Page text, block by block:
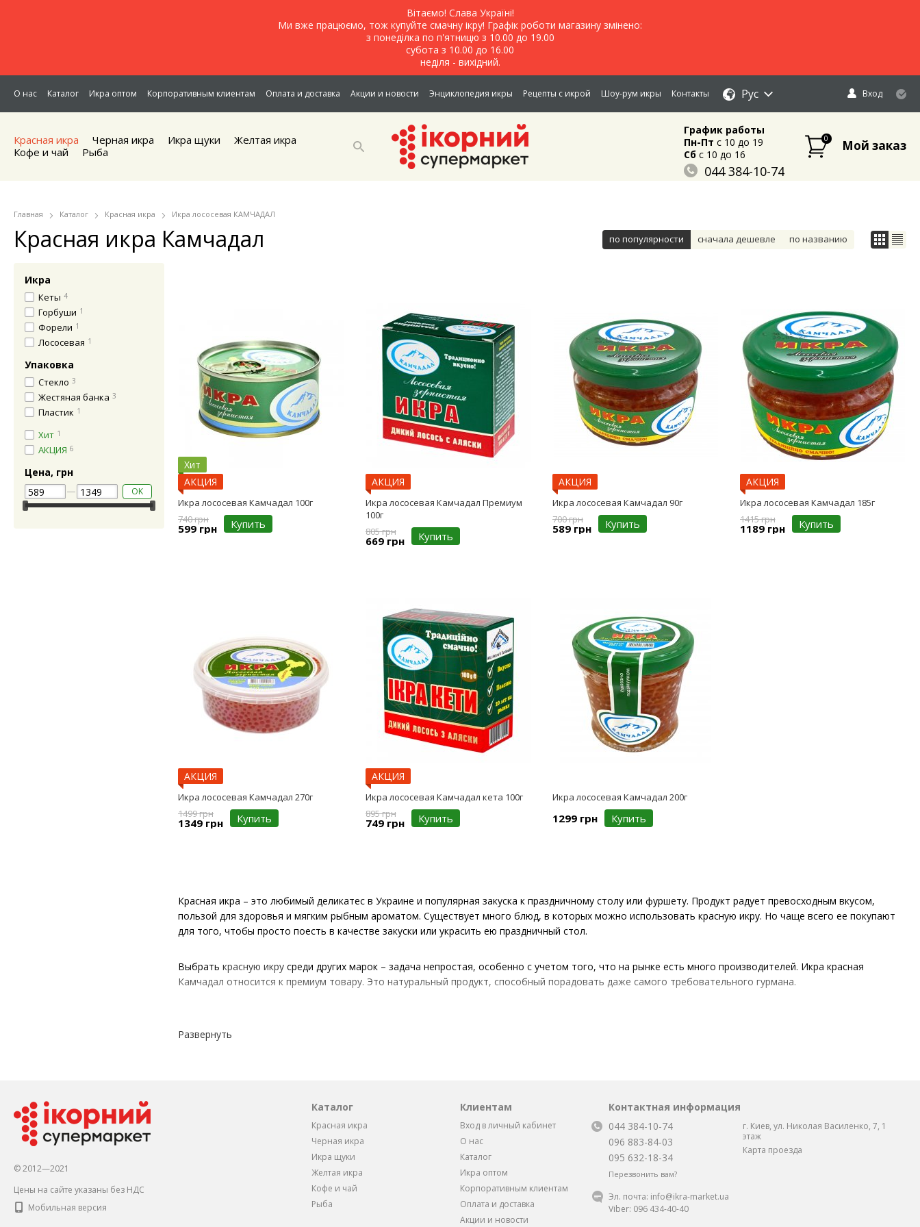
Вітаємо! Слава Україні!
Ми вже працюємо, тож купуйте смачну ікру! Графік роботи магазину змінено:
з понеділка по п'ятницю з 10.00 до 19.00
субота з 10.00 до 16.00
неділя - вихідний.
О нас Каталог Икра оптом Корпоративным клиентам Оплата и доставка Акции и новости Энциклопедия икры Рецепты с икрой Шоу-рум икры Контакты Рус Вход
Красная икра Черная икра Икра щуки
Желтая икра
Кофе и чай
Рыба
График работы
Пн-Пт c 10 до 19
Сбc 10 до 16
044 384-10-74
0 Мой заказ
Главная Каталог Красная икра Икра лососевая КАМЧАДАЛ
Красная икра Камчадал
Красная икра – это любимый деликатес в Украине и популярная закуска к праздничному столу или фуршету. Продукт радует превосходным вкусом,
пользой для здоровья и мягким рыбным ароматом. Существует много блюд, в которых можно использовать красную икру. Но чаще всего ее покупают
для того, чтобы просто поесть в качестве закуски или украсить ею праздничный стол.
Выбрать красную икру среди других марок – задача непростая, особенно с учетом того, что на рынке есть много производителей. Икра красная
Камчадал относится к премиум товару. Это натуральный продукт, способный порадовать даже самого требовательного гурмана.
Обзор на икру Камчадал
Нежные, яркие и упругие икринки выглядят, как небольшие бусинки. Они имеют приятный и яркий морской, немного солоноватый вкус.
Фасуется деликатес в упаковки разных размеров и материалов:
стеклянные баночки – 90 и 185 грамм;
жестяная банка с евро ключом – 120 грамм;
пластиковая упаковка для большой компании – 300 грамм.
Развернуть
по популярности сначала дешевле по названию
Хит
АКЦИЯ
Икра лососевая Камчадал 100г
740 грн
599 грн Купить
АКЦИЯ
Икра лососевая Камчадал Премиум
100г
805 грн
669 грн Купить
АКЦИЯ
Икра лососевая Камчадал 90г
700 грн
589 грн Купить
АКЦИЯ
Икра лососевая Камчадал 185г
1415 грн
1189 грн Купить
АКЦИЯ
Икра лососевая Камчадал 270г
1499 грн
1349 грн Купить
АКЦИЯ
Икра лососевая Камчадал кета 100г
895 грн
749 грн Купить
Икра лососевая Камчадал 200г
1299 грн Купить
Икра
Кеты 4
Горбуши 1
Форели 1
Лососевая 1
Упаковка
Стекло 3
Жестяная банка 3
Пластик 1
Хит 1
АКЦИЯ 6
Цена, грн
OK
© 2012—2021
Цены на сайте указаны без НДС
Мобильная версия
Каталог
Красная икра
Черная икра
Икра щуки
Желтая икра
Кофе и чай
Рыба
Клиентам
Вход в личный кабинет
О нас
Каталог
Икра оптом
Корпоративным клиентам
Оплата и доставка
Акции и новости
Контактная информация
044 384-10-74
096 883-84-03
095 632-18-34
Перезвонить вам?
г. Киев, ул. Николая Василенко, 7, 1
этаж
Карта проезда
Эл. почта: info@ikra-market.ua
Viber: 096 434-40-40